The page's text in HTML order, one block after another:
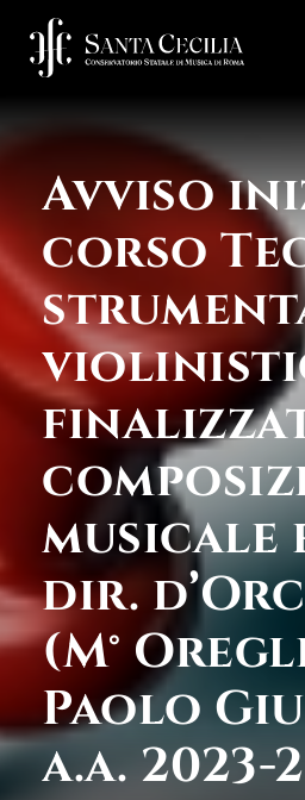
Avviso
corso
musicale
dir.
(M°
Paolo
a.a. 2023-